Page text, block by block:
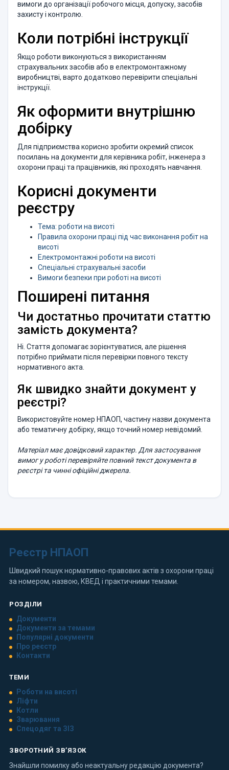
вимоги до організації робочого місця, допуску, засобів
захисту і контролю.
Коли потрібні інструкції
Якщо роботи виконуються з використанням
страхувальних засобів або в електромонтажному
виробництві, варто додатково перевірити спеціальні
інструкції.
Як оформити внутрішню
добірку
Для підприємства корисно зробити окремий список
посилань на документи для керівника робіт, інженера з
охорони праці та працівників, які проходять навчання.
Корисні документи
реєстру
Тема: роботи на висоті
Правила охорони праці під час виконання робіт на
висоті
Електромонтажні роботи на висоті
Спеціальні страхувальні засоби
Вимоги безпеки при роботі на висоті
Поширені питання
Чи достатньо прочитати статтю
замість документа?
Ні. Стаття допомагає зорієнтуватися, але рішення
потрібно приймати після перевірки повного тексту
нормативного акта.
Як швидко знайти документ у
реєстрі?
Використовуйте номер НПАОП, частину назви документа
або тематичну добірку, якщо точний номер невідомий.
Матеріал має довідковий характер. Для застосування
вимог у роботі перевіряйте повний текст документа в
реєстрі та чинні офіційні джерела.
Реєстр НПАОП
Швидкий пошук нормативно-правових актів з охорони праці
за номером, назвою, КВЕД і практичними темами.
РОЗДІЛИ
Документи
Документи за темами
Популярні документи
Про реєстр
Контакти
ТЕМИ
Роботи на висоті
Ліфти
Котли
Зварювання
Спецодяг та ЗІЗ
ЗВОРОТНИЙ ЗВ’ЯЗОК
Знайшли помилку або неактуальну редакцію документа?